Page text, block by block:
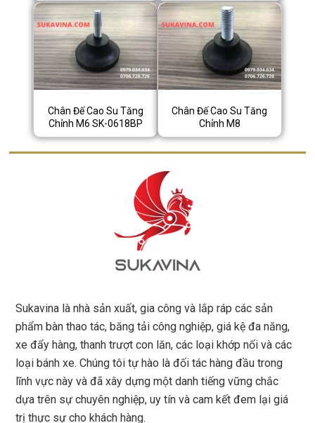
Chân Đế Cao Su Tăng
Chỉnh M6 SK-0618BP
Chân Đế Cao Su Tăng
Chỉnh M8
Sukavina là nhà sản xuất, gia công và lắp ráp các sản
phẩm bàn thao tác, băng tải công nghiệp, giá kệ đa năng,
xe đẩy hàng, thanh trượt con lăn, các loại khớp nối và các
loại bánh xe. Chúng tôi tự hào là đối tác hàng đầu trong
lĩnh vực này và đã xây dựng một danh tiếng vững chắc
dựa trên sự chuyên nghiệp, uy tín và cam kết đem lại giá
trị thực sự cho khách hàng.